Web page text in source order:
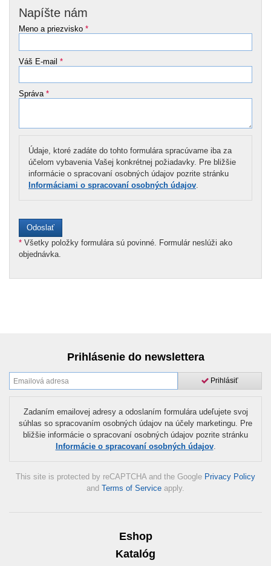
Napíšte nám
Meno a priezvisko *
Váš E-mail *
Správa *
Údaje, ktoré zadáte do tohto formulára spracúvame iba za
účelom vybavenia Vašej konkrétnej požiadavky. Pre bližšie
informácie o spracovaní osobných údajov pozrite stránku
Informáciami o spracovaní osobných údajov.
* Všetky položky formulára sú povinné. Formulár neslúži ako
objednávka.
Prihlásenie do newslettera
Prihlásiť
Zadaním emailovej adresy a odoslaním formulára udeľujete svoj
súhlas so spracovaním osobných údajov na účely marketingu. Pre
bližšie informácie o spracovaní osobných údajov pozrite stránku
Informácie o spracovaní osobných údajov.
This site is protected by reCAPTCHA and the Google Privacy Policy
and Terms of Service apply.
Eshop
Katalóg